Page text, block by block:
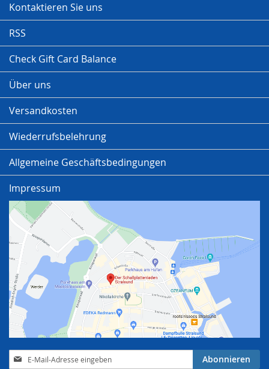
Kontaktieren Sie uns
RSS
Check Gift Card Balance
Über uns
Versandkosten
Wiederrufsbelehrung
Allgemeine Geschäftsbedingungen
Impressum
Anmeldung
Abonnieren